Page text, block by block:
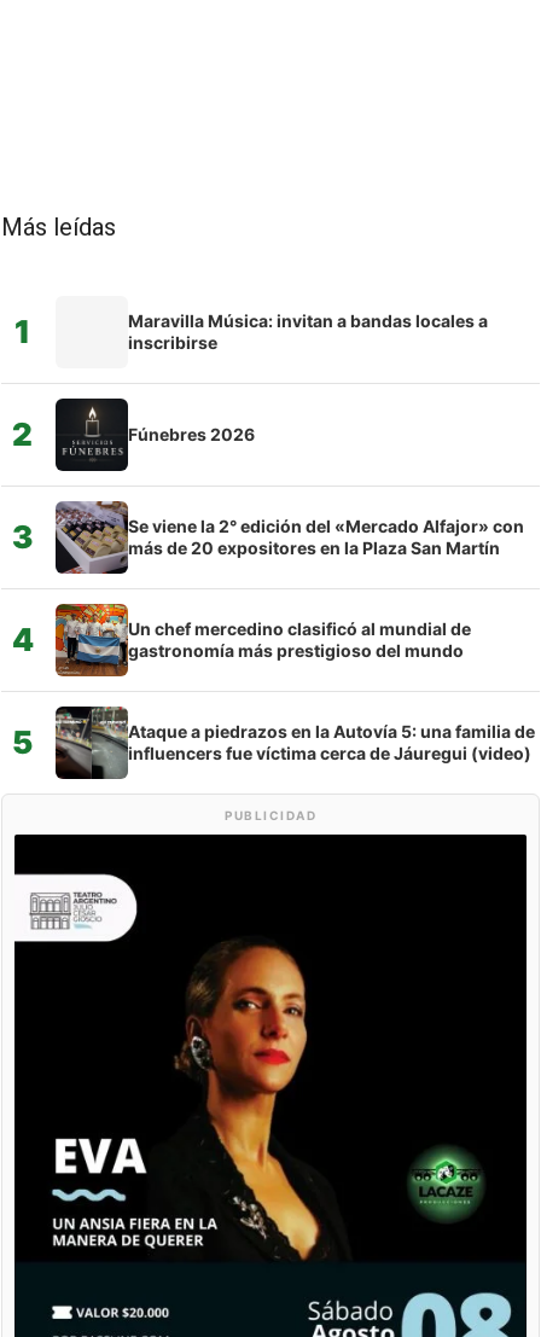
Más leídas
1
Maravilla Música: invitan a bandas locales a
inscribirse
2 Fúnebres 2026
3
Se viene la 2° edición del «Mercado Alfajor» con
más de 20 expositores en la Plaza San Martín
4
Un chef mercedino clasificó al mundial de
gastronomía más prestigioso del mundo
5
Ataque a piedrazos en la Autovía 5: una familia de
influencers fue víctima cerca de Jáuregui (video)
PUBLICIDAD